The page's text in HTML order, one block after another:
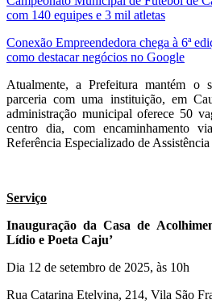
com 140 equipes e 3 mil atletas
Conexão Empreendedora chega à 6ª
como destacar negócios no Google
Atualmente, a Prefeitura mantém o
parceria com uma instituição, em
administração municipal oferece 50
centro dia, com encaminhamento
Referência Especializado de
Serviço
Inauguração da Casa de
Lídio e Poeta Caju’
Dia 12 de setembro de 2025, às 10h
Rua Catarina Etelvina, 214, Vila São